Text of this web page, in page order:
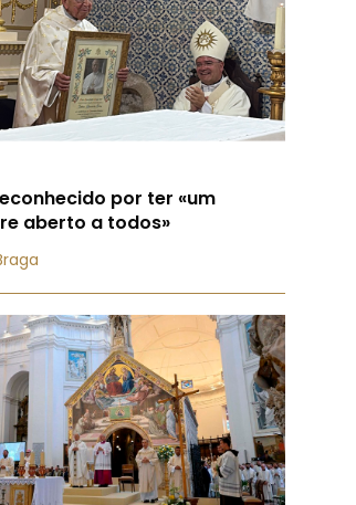
por ter «um
aberto a todos»